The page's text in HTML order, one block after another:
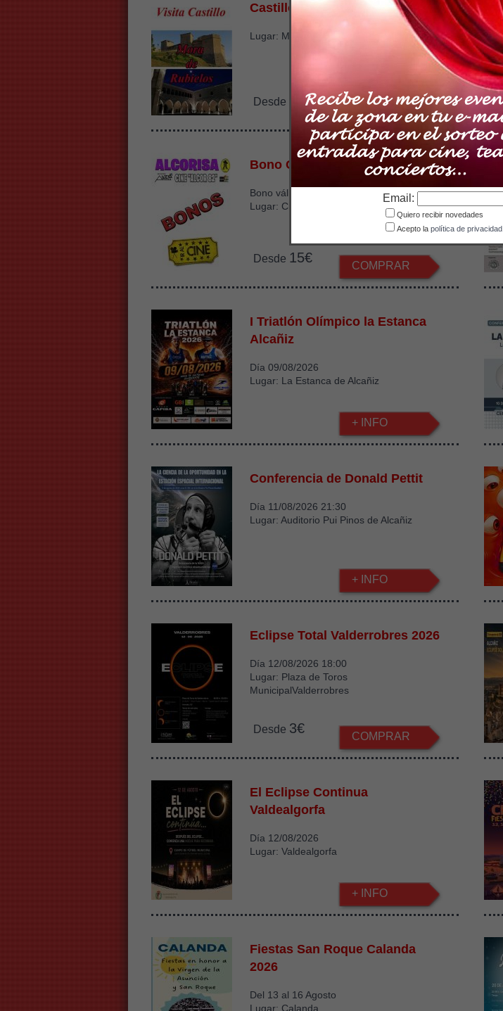
Email:
Quiero recibir novedades
Acepto la política de privacidad.
Castillo Mora de Rubielos
Lugar: Mora de Rubielos
Desde 2€
COMPRAR
Bono Cine Alcor82
Bono válido hasta Junio del 2023
Lugar: Cine Sala Alcor85 Alcorisa
Desde 15€
COMPRAR
I Triatlón Olímpico la Estanca
Alcañiz
Día 09/08/2026
Lugar: La Estanca de Alcañiz
+ INFO
Conferencia de Donald Pettit
Día 11/08/2026 21:30
Lugar: Auditorio Pui Pinos de Alcañiz
+ INFO
Eclipse Total Valderrobres 2026
Día 12/08/2026 18:00
Lugar: Plaza de Toros
MunicipalValderrobres
Desde 3€
COMPRAR
El Eclipse Continua
Valdealgorfa
Día 12/08/2026
Lugar: Valdealgorfa
+ INFO
Fiestas San Roque Calanda
2026
Del 13 al 16 Agosto
Lugar: Calanda